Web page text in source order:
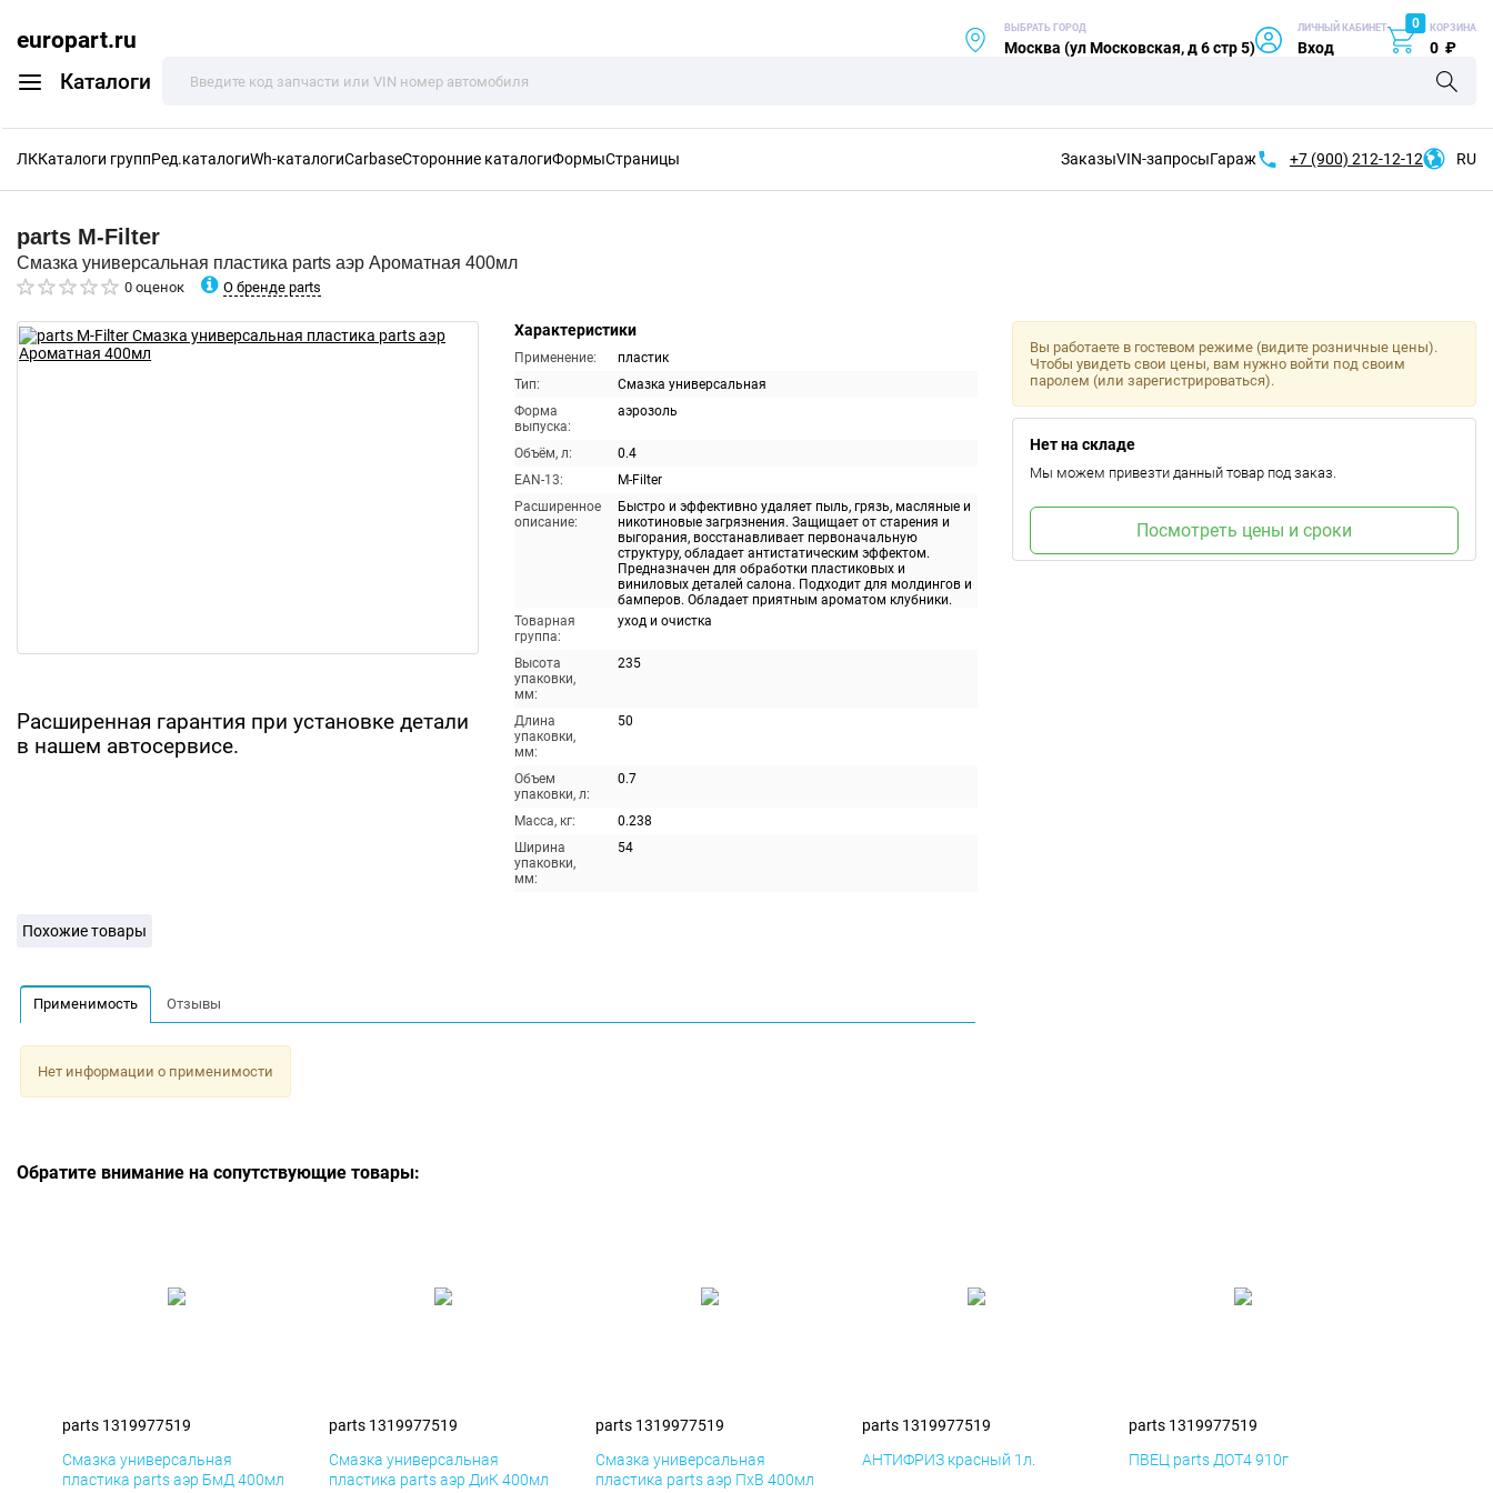
europart.ru
Каталоги
ВЫБРАТЬ ГОРОД
Москва (ул Московская, д 6 стр 5)
ЛИЧНЫЙ КАБИНЕТ
Вход
0 КОРЗИНА
0 ₽
ЛККаталоги группРед.каталогиWh-каталогиCarbaseСторонние каталогиФормыСтраницы ЗаказыVIN-запросыГараж +7 (900) 212-12-12 RU
parts M-Filter
Смазка универсальная пластика parts аэр Ароматная 400мл
0 оценок О бренде parts
Расширенная гарантия при установке детали
в нашем автосервисе.
Характеристики
Применение:
пластик
Тип:
Смазка универсальная
Форма
выпуска:
аэрозоль
Объём, л:
0.4
EAN-13:
M-Filter
Расширенное
описание:
Быстро и эффективно удаляет пыль, грязь, масляные и
никотиновые загрязнения. Защищает от старения и
выгорания, восстанавливает первоначальную
структуру, обладает антистатическим эффектом.
Предназначен для обработки пластиковых и
виниловых деталей салона. Подходит для молдингов и
бамперов. Обладает приятным ароматом клубники.
Товарная
группа:
уход и очистка
Высота
упаковки,
мм:
235
Длина
упаковки,
мм:
50
Объем
упаковки, л:
0.7
Масса, кг:
0.238
Ширина
упаковки,
мм:
54
Вы работаете в гостевом режиме (видите розничные цены).
Чтобы увидеть свои цены, вам нужно войти под своим
паролем (или зарегистрироваться).
Нет на складе
Мы можем привезти данный товар под заказ.
Посмотреть цены и сроки
Похожие товары
Применимость Отзывы
Нет информации о применимости
Обратите внимание на сопутствующие товары:
parts 1319977519
Смазка универсальная
пластика parts аэр БмД 400мл
parts 1319977519
Смазка универсальная
пластика parts аэр ДиК 400мл
parts 1319977519
Смазка универсальная
пластика parts аэр ПхВ 400мл
parts 1319977519
АНТИФРИЗ красный 1л.
parts 1319977519
ПВЕЦ parts ДОТ4 910г